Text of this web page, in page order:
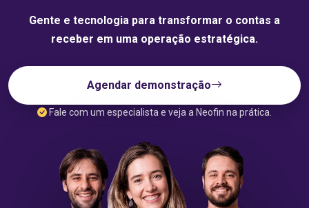
Gente e tecnologia para transformar o contas a
receber em uma operação estratégica.
Agendar demonstração
Fale com um especialista e veja a Neofin na prática.